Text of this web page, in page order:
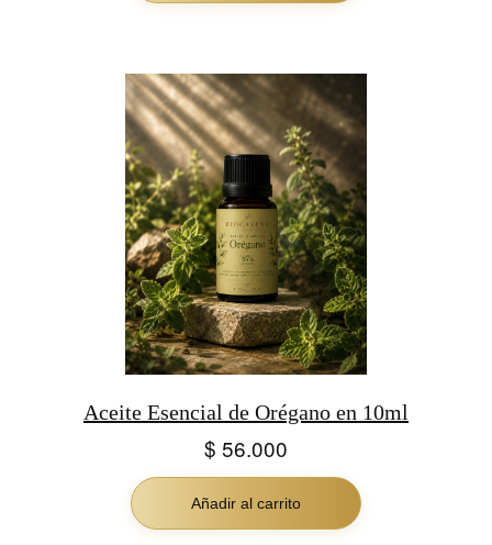
Aceite Esencial de Orégano en 10ml
$ 56.000
Añadir al carrito